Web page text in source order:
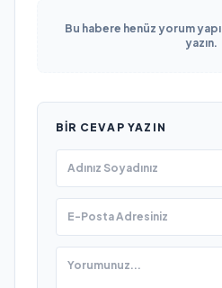
Bu habere henüz yorum
yazın.
BIR CEVAP YAZIN